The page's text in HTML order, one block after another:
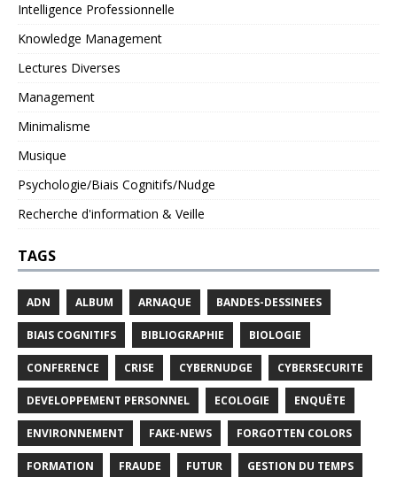
Intelligence Professionnelle
Knowledge Management
Lectures Diverses
Management
Minimalisme
Musique
Psychologie/Biais Cognitifs/Nudge
Recherche d'information & Veille
TAGS
ADN ALBUM ARNAQUE BANDES-DESSINEES
BIAIS COGNITIFS BIBLIOGRAPHIE BIOLOGIE
CONFERENCE CRISE CYBERNUDGE CYBERSECURITE
DEVELOPPEMENT PERSONNEL ECOLOGIE ENQUÊTE
ENVIRONNEMENT FAKE-NEWS FORGOTTEN COLORS
FORMATION FRAUDE FUTUR GESTION DU TEMPS